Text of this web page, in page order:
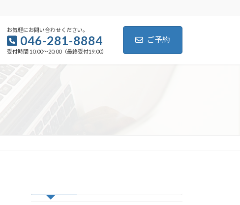
お気軽にお問い合わせください。
046-281-8884
受付時間 10:00～20:00（最終受付19:00）
ご予約